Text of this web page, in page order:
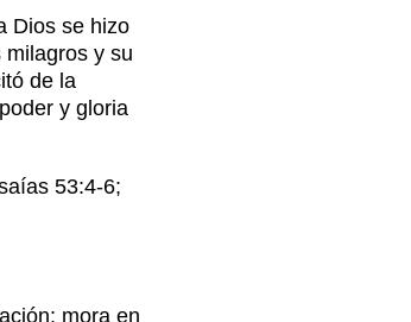
Dios se hizo
y su
de la
y gloria
53:4-6;
mora en